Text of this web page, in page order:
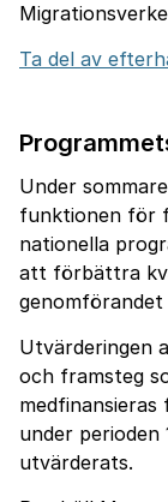
Ta del av
Under
funktionen för
nationella
att förbättra
genomförandet
Utvärderingen
och framsteg
under perioden
utvärderats.